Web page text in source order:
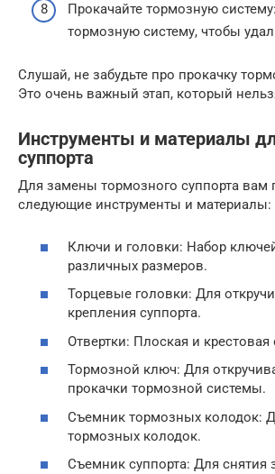
Прокачайте тормозную
тормозную систему, чтобы
Слушай, не забудьте про прокачку
Это очень важный этап, который
Инструменты и материалы
суппорта
Для замены тормозного суппорта вам
следующие инструменты и материалы:
Ключи и головки: Набор
различных размеров.
Торцевые головки: Для
крепления суппорта.
Отвертки: Плоская и крестовая
Тормозной ключ: Для
прокачки тормозной системы.
Съемник тормозных колодок:
тормозных колодок.
Съемник суппорта: Для снятия